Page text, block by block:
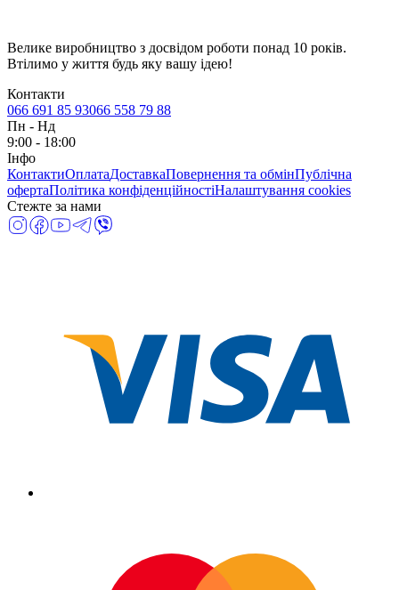
Велике виробництво з досвідом роботи понад 10 років.
Втілимо у життя будь яку вашу ідею!
Контакти
066 691 85 93066 558 79 88
Пн - Нд
9:00 - 18:00
Інфо
КонтактиОплатаДоставкаПовернення та обмінПублічна
офертаПолітика конфіденційностіНалаштування cookies
Стежте за нами